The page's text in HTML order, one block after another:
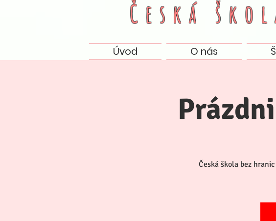
Česká
Úvod O nás
Česká škola bez